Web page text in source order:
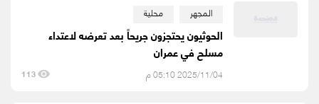
المجهر محلية
الحوثيون يحتجزون جريحاً بعد تعرضه لاعتداء
مسلح في عمران
2025/11/04 05:10 م 113